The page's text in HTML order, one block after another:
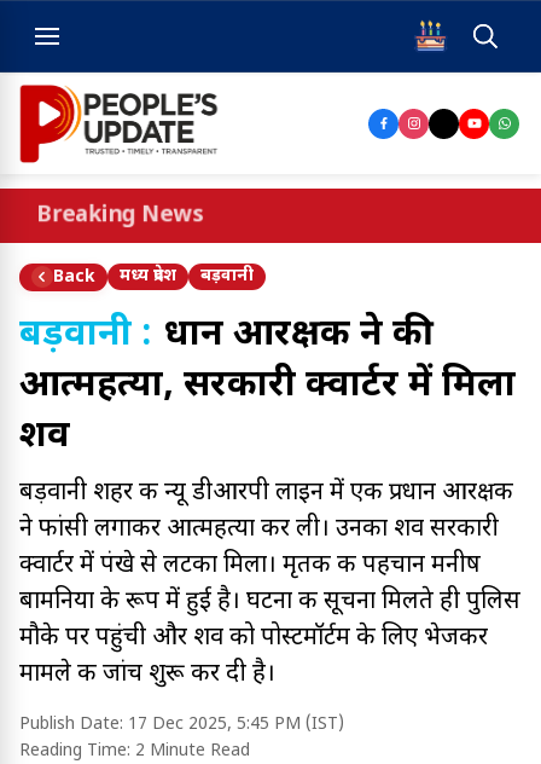
Breaking News
Back मध्य प्रदेश बड़वानी
बड़वानी : प्रधान आरक्षक ने की
आत्महत्या, सरकारी क्वार्टर में मिला
शव
बड़वानी शहर की न्यू डीआरपी लाइन में एक प्रधान आरक्षक
ने फांसी लगाकर आत्महत्या कर ली। उनका शव सरकारी
क्वार्टर में पंखे से लटका मिला। मृतक की पहचान मनीष
बामनिया के रूप में हुई है। घटना की सूचना मिलते ही पुलिस
मौके पर पहुंची और शव को पोस्टमॉर्टम के लिए भेजकर
मामले की जांच शुरू कर दी है।
Publish Date: 17 Dec 2025, 5:45 PM (IST)
Reading Time: 2 Minute Read